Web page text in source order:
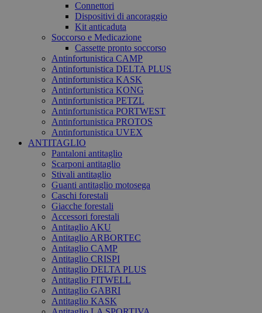
Connettori
Dispositivi di ancoraggio
Kit anticaduta
Soccorso e Medicazione
Cassette pronto soccorso
Antinfortunistica CAMP
Antinfortunistica DELTA PLUS
Antinfortunistica KASK
Antinfortunistica KONG
Antinfortunistica PETZL
Antinfortunistica PORTWEST
Antinfortunistica PROTOS
Antinfortunistica UVEX
ANTITAGLIO
Pantaloni antitaglio
Scarponi antitaglio
Stivali antitaglio
Guanti antitaglio motosega
Caschi forestali
Giacche forestali
Accessori forestali
Antitaglio AKU
Antitaglio ARBORTEC
Antitaglio CAMP
Antitaglio CRISPI
Antitaglio DELTA PLUS
Antitaglio FITWELL
Antitaglio GABRI
Antitaglio KASK